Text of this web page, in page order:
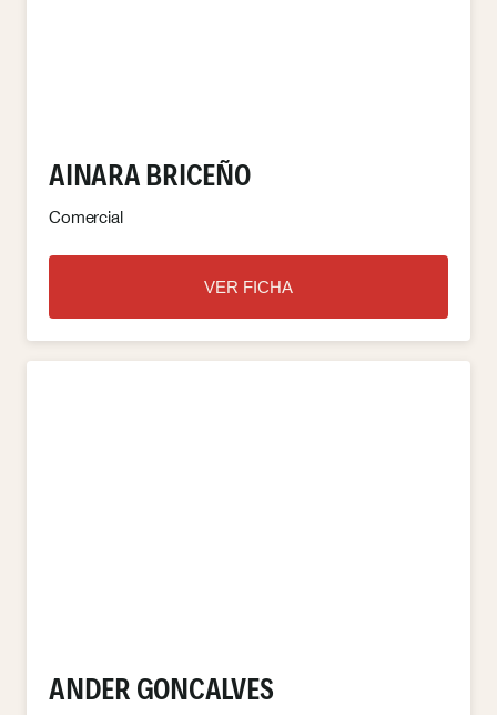
AINARA BRICEÑO
Comercial
VER FICHA
ANDER GONCALVES